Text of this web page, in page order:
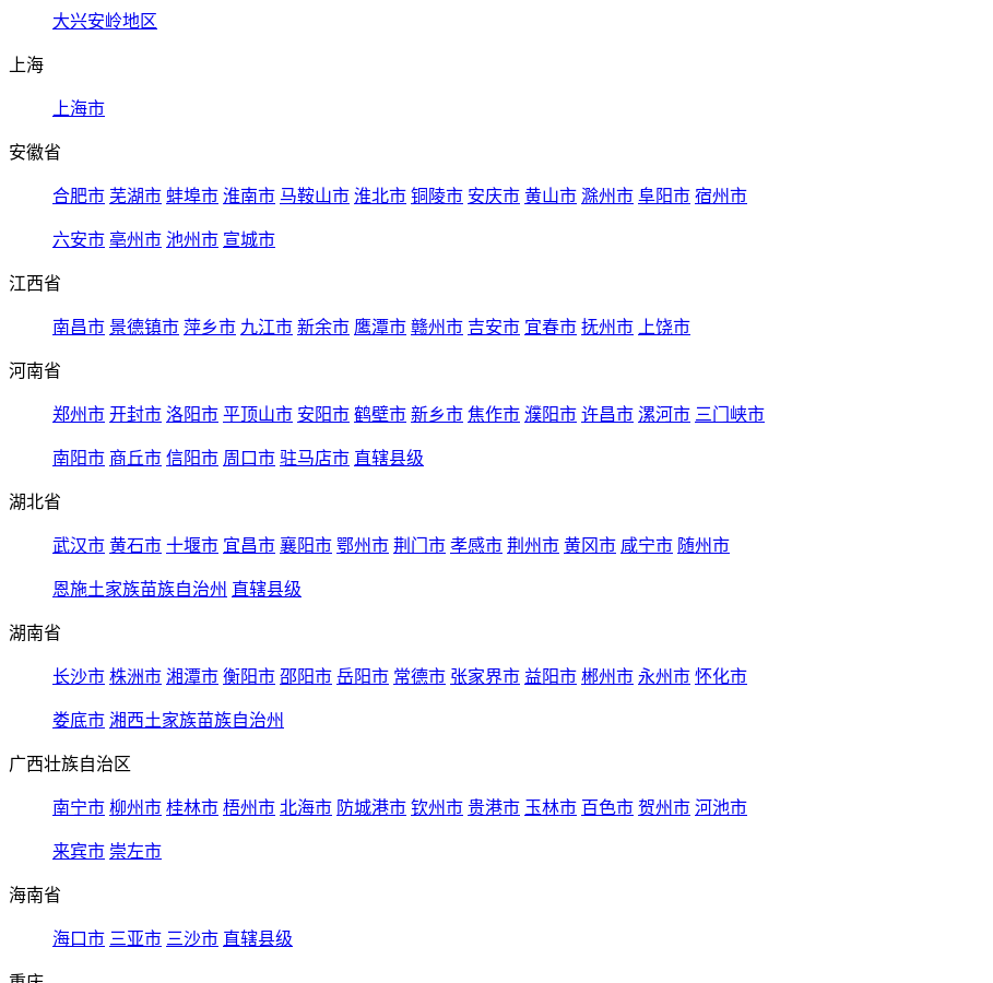
大兴安岭地区
上海
上海市
安徽省
合肥市 芜湖市 蚌埠市 淮南市 马鞍山市 淮北市 铜陵市 安庆市 黄山市 滁州市 阜阳市 宿州市
六安市 亳州市 池州市 宣城市
江西省
南昌市 景德镇市 萍乡市 九江市 新余市 鹰潭市 赣州市 吉安市 宜春市 抚州市 上饶市
河南省
郑州市 开封市 洛阳市 平顶山市 安阳市 鹤壁市 新乡市 焦作市 濮阳市 许昌市 漯河市 三门峡市
南阳市 商丘市 信阳市 周口市 驻马店市 直辖县级
湖北省
武汉市 黄石市 十堰市 宜昌市 襄阳市 鄂州市 荆门市 孝感市 荆州市 黄冈市 咸宁市 随州市
恩施土家族苗族自治州 直辖县级
湖南省
长沙市 株洲市 湘潭市 衡阳市 邵阳市 岳阳市 常德市 张家界市 益阳市 郴州市 永州市 怀化市
娄底市 湘西土家族苗族自治州
广西壮族自治区
南宁市 柳州市 桂林市 梧州市 北海市 防城港市 钦州市 贵港市 玉林市 百色市 贺州市 河池市
来宾市 崇左市
海南省
海口市 三亚市 三沙市 直辖县级